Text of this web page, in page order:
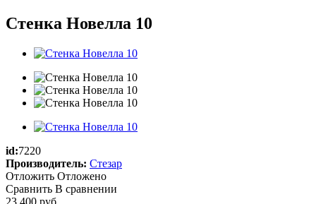
Стенка Новелла 10
id:7220
Производитель: Стезар
Отложить Отложено
Сравнить В сравнении
23 400 руб.